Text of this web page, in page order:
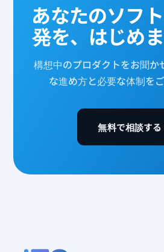
あなたのソフ
発を、はじめ
構想中のプロダクトをお聞か
な進め方と必要な体制をご
無料で相談する